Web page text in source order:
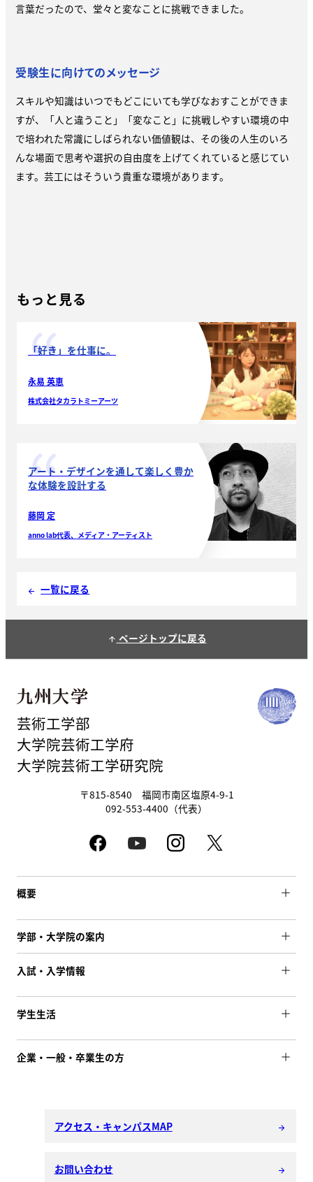
言葉だったので、堂々と変なことに挑戦できました。
受験生に向けてのメッセージ
スキルや知識はいつでもどこにいても学びなおすことができま
すが、「人と違うこと」「変なこと」に挑戦しやすい環境の中
で培われた常識にしばられない価値観は、その後の人生のいろ
んな場面で思考や選択の自由度を上げてくれていると感じてい
ます。芸工にはそういう貴重な環境があります。
もっと見る
「好き」を仕事に。
永易 英恵
株式会社タカラトミーアーツ
アート・デザインを通して楽しく豊か
な体験を設計する
藤岡 定
anno lab代表、メディア・アーティスト
arrow_back 一覧に戻る
arrow_upward ページトップに戻る
芸術工学部
大学院芸術工学府
大学院芸術工学研究院
〒815-8540 福岡市南区塩原4-9-1
092-553-4400（代表）
概要
学部・大学院の案内
入試・入学情報
学生生活
企業・一般・卒業生の方
アクセス・キャンパスMAP arrow_forward
お問い合わせ arrow_forward